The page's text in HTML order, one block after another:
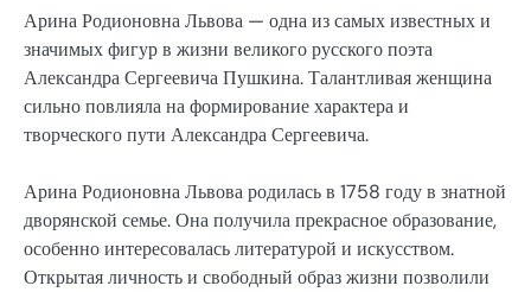
Арина Родионовна Львова — одна из самых известных и
значимых фигур в жизни великого русского поэта
Александра Сергеевича Пушкина. Талантливая женщина
сильно повлияла на формирование характера и
творческого пути Александра Сергеевича.
Арина Родионовна Львова родилась в 1758 году в знатной
дворянской семье. Она получила прекрасное образование,
особенно интересовалась литературой и искусством.
Открытая личность и свободный образ жизни позволили